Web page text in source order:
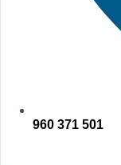
960 371 501